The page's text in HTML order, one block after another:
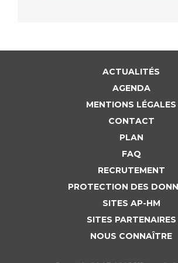
ACTUALITÉS
AGENDA
MENTIONS LÉGALES
CONTACT
PLAN
FAQ
RECRUTEMENT
PROTECTION DES
SITES AP-HM
SITES PARTENAIRES
NOUS CONNAÎTRE